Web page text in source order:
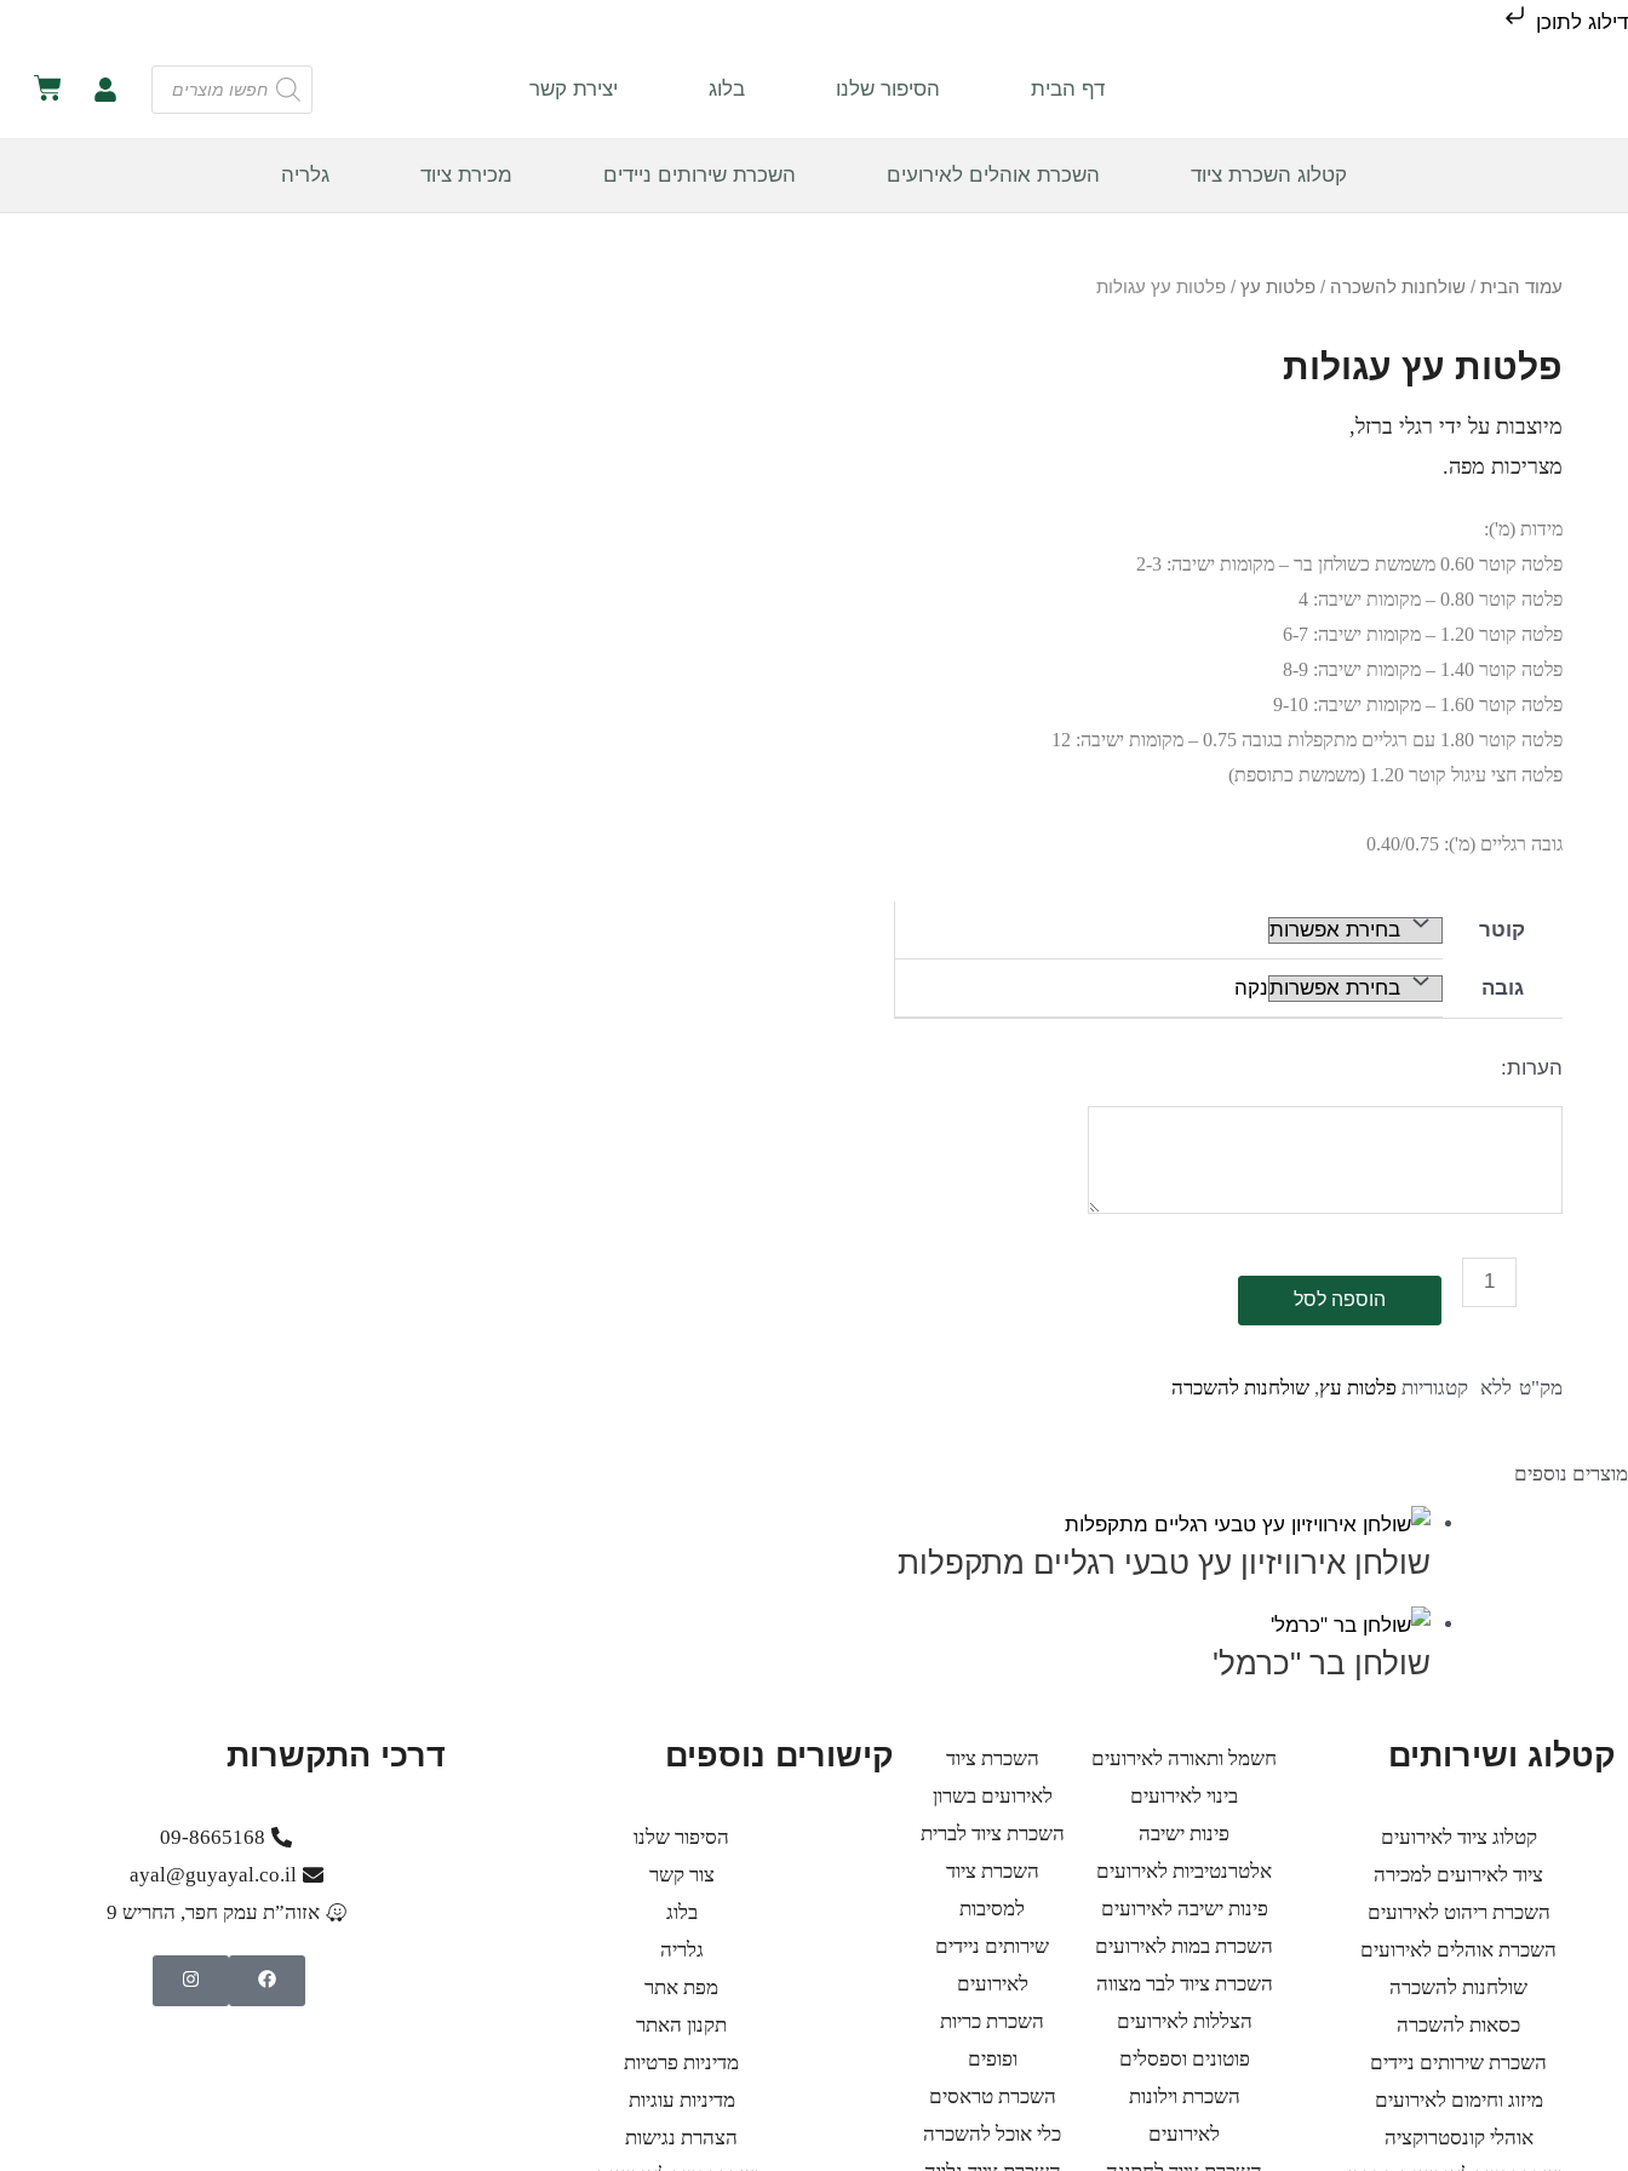
דילוג לתוכן
דף הבית הסיפור שלנו בלוג יצירת קשר
קטלוג השכרת ציוד השכרת אוהלים לאירועים השכרת שירותים ניידים מכירת ציוד גלריה
עמוד הבית /שולחנות להשכרה /פלטות עץ / פלטות עץ עגולות
פלטות עץ עגולות
מיוצבות על ידי רגלי ברזל,
מצריכות מפה.
מידות (מ'):
פלטה קוטר 0.60 משמשת כשולחן בר – מקומות ישיבה: 2-3
פלטה קוטר 0.80 – מקומות ישיבה: 4
פלטה קוטר 1.20 – מקומות ישיבה: 6-7
פלטה קוטר 1.40 – מקומות ישיבה: 8-9
פלטה קוטר 1.60 – מקומות ישיבה: 9-10
פלטה קוטר 1.80 עם רגליים מתקפלות בגובה 0.75 – מקומות ישיבה: 12
פלטה חצי עיגול קוטר 1.20 (משמשת כתוספת)
גובה רגליים (מ'): 0.40/0.75
קוטר
גובה נקה
הערות:
הוספה לסל
מק"ט ללא קטגוריות פלטות עץ,שולחנות להשכרה
מוצרים נוספים
שולחן אירוויזיון עץ טבעי רגליים מתקפלות
שולחן בר "כרמל'
קטלוג ושירותים
קטלוג ציוד לאירועים
ציוד לאירועים למכירה
השכרת ריהוט לאירועים
השכרת אוהלים לאירועים
שולחנות להשכרה
כסאות להשכרה
השכרת שירותים ניידים
מיזוג וחימום לאירועים
אוהלי קונסטרוקציה
חשמל ותאורה לאירועים
בינוי לאירועים
פינות ישיבה
אלטרנטיביות לאירועים
פינות ישיבה לאירועים
השכרת במות לאירועים
השכרת ציוד לבר מצווה
הצללות לאירועים
פוטונים וספסלים
השכרת וילונות
לאירועים
השכרת ציוד
לאירועים בשרון
השכרת ציוד לברית
השכרת ציוד
למסיבות
שירותים ניידים
לאירועים
השכרת כריות
ופופים
השכרת טראסים
כלי אוכל להשכרה
קישורים נוספים
הסיפור שלנו
צור קשר
בלוג
גלריה
מפת אתר
תקנון האתר
מדיניות פרטיות
מדיניות עוגיות
הצהרת נגישות
דרכי התקשרות
09-8665168
ayal@guyayal.co.il
אזוה”ת עמק חפר, החריש 9